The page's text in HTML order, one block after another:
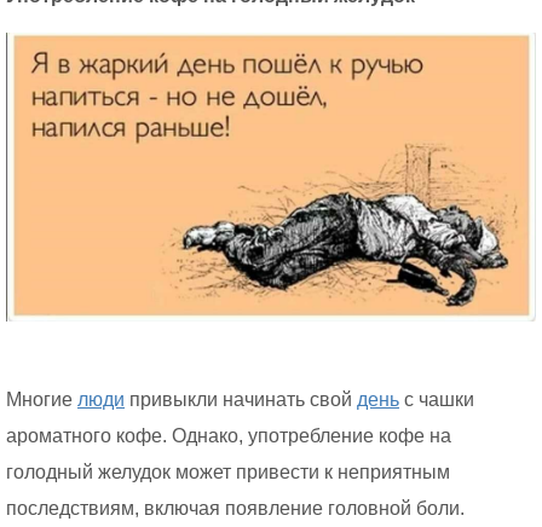
Многие люди привыкли начинать свой день с чашки
ароматного кофе. Однако, употребление кофе на
голодный желудок может привести к неприятным
последствиям, включая появление головной боли.